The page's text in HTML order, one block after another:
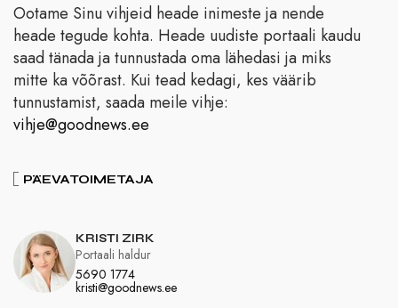
Ootame Sinu vihjeid heade inimeste ja nende
heade tegude kohta. Heade uudiste portaali kaudu
saad tänada ja tunnustada oma lähedasi ja miks
mitte ka võõrast. Kui tead kedagi, kes väärib
tunnustamist, saada meile vihje:
vihje@goodnews.ee
PÄEVATOIMETAJA
KRISTI ZIRK
5690 1774
kristi@goodnews.ee
Portaali haldur